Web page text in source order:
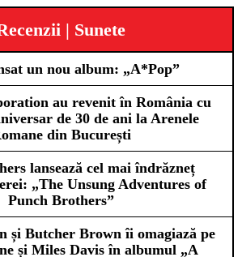
| Sunete
un nou album: „A*Pop”
au revenit în România cu
de 30 de ani la Arenele
din București
lansează cel mai îndrăzneț
„The Unsung Adventures of
Punch Brothers”
și Butcher Brown îi omagiază pe
și Miles Davis în albumul „A